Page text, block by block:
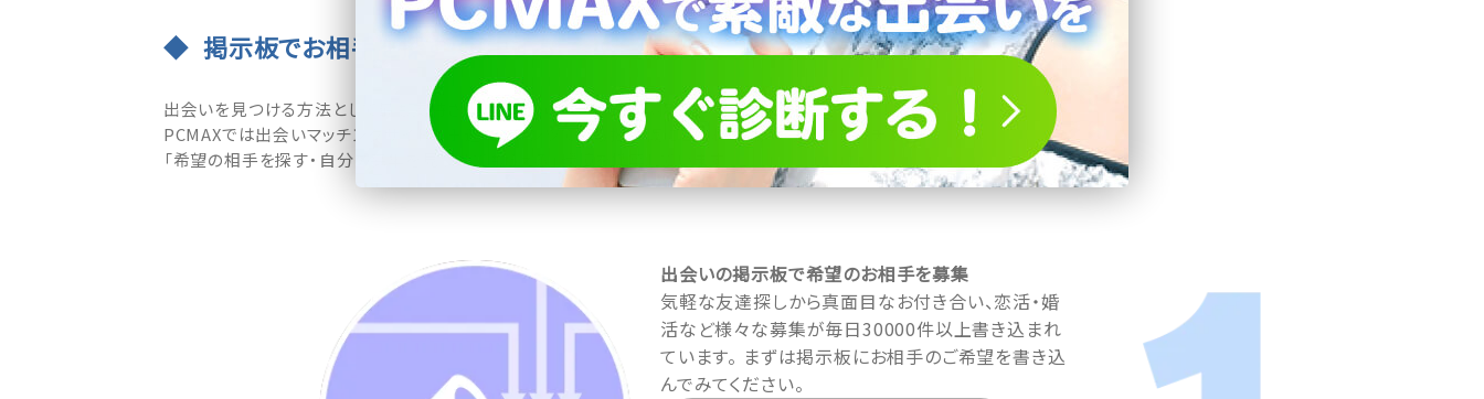
掲示板でお相手を探す・募集する
出会いを見つける方法として最も支持されているのは『出会い掲示板』です。
PCMAXでは出会いマッチングサイトの王道コンテンツである掲示板にこだわり、様々なアプローチから
「希望の相手を探す・自分の募集を見つけてもらえる」環境を構築しています。
出会いの掲示板で希望のお相手を募集
気軽な友達探しから真面目なお付き合い、恋活・婚
活など様々な募集が毎日30000件以上書き込まれ
ています。 まずは掲示板にお相手のご希望を書き込
んでみてください。